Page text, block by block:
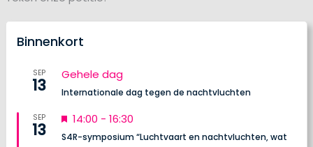
Binnenkort
SEP
13
Gehele dag
Internationale dag tegen de nachtvluchten
SEP
13
U
i
14:00 -16:30
S4R-symposium “Luchtvaart en nachtvluchten, wat